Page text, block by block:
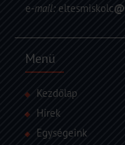
e-mail: eltesmiskolc@
Menü
Kezdőlap
Hírek
Egységeink